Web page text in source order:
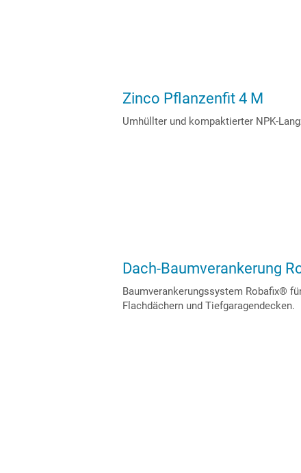
Zinco Pflanzenfit 4 M
Umhüllter und kompaktierter NPK-
Dach-Baumverankerung
Baumverankerungssystem Robafix®
Flachdächern und Tiefgaragendecken.